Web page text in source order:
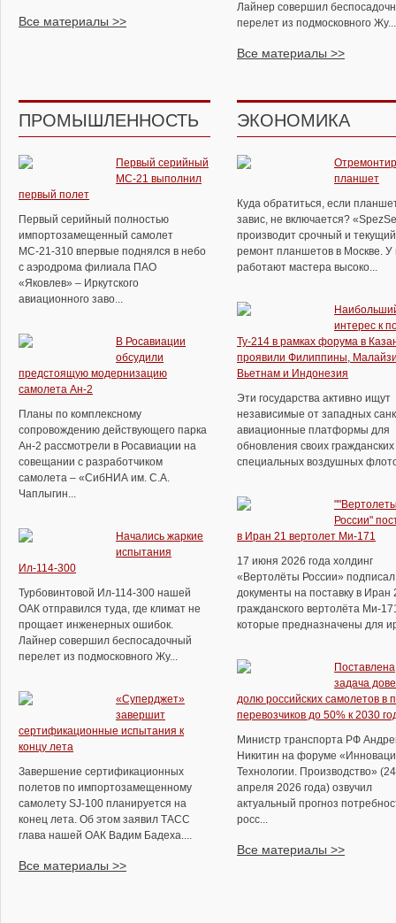
Все материалы >>
Лайнер совершил
перелет из подмосковного Жу...
Все материалы >>
ПРОМЫШЛЕННОСТЬ
Первый серийный
МС-21 выполнил
первый полет
Первый серийный полностью
импортозамещенный самолет
МС-21-310 впервые поднялся в небо
с аэродрома филиала ПАО
«Яковлев» – Иркутского
авиационного заво...
В Росавиации
обсудили
предстоящую модернизацию
самолета Ан-2
Планы по комплексному
сопровождению действующего парка
Ан-2 рассмотрели в Росавиации на
совещании с разработчиком
самолета – «СибНИА им. С.А.
Чаплыгин...
Начались жаркие
испытания
Ил-114-300
Турбовинтовой Ил-114-300 нашей
ОАК отправился туда, где климат не
прощает инженерных ошибок.
Лайнер совершил беспосадочный
перелет из подмосковного Жу...
«Суперджет»
завершит
сертификационные испытания к
концу лета
Завершение сертификационных
полетов по импортозамещенному
самолету SJ-100 планируется на
конец лета. Об этом заявил ТАСС
глава нашей ОАК Вадим Бадеха....
Все материалы >>
ЭКОНОМИКА
планшет
Куда обратиться, если
завис, не включается?
производит срочный и текущий
ремонт планшетов в Москве. У
работают мастера высоко...
интерес к
Ту-214 в рамках форума в
проявили Филиппины,
Вьетнам и Индонезия
Эти государства активно ищут
независимые от западных
авиационные платформы для
обновления своих
специальных воздушных
России"
в Иран 21 вертолет Ми-171
17 июня 2026 года холдинг
«Вертолёты России» подписал
документы на поставку в Иран
гражданского вертолёта Ми-
которые предназначены для
Поставлена
задача
долю российских самолетов в
перевозчиков до 50% к 2030
Министр транспорта РФ
Никитин на форуме
Технологии. Производство» (24
апреля 2026 года) озвучил
актуальный прогноз
росс...
Все материалы >>